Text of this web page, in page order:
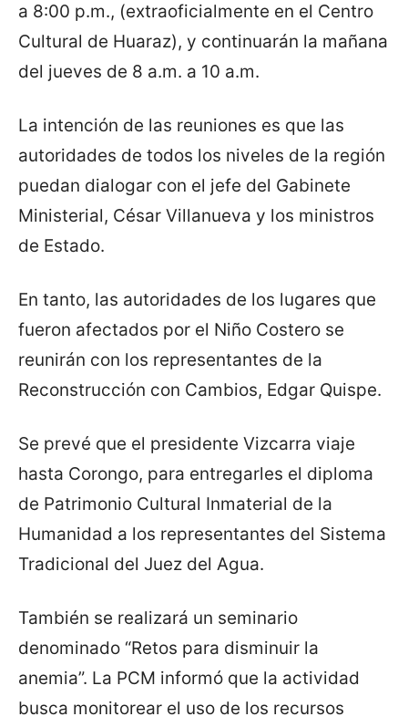
a 8:00 p.m., (extraoficialmente en el Centro
Cultural de Huaraz), y continuarán la mañana
del jueves de 8 a.m. a 10 a.m.
La intención de las reuniones es que las
autoridades de todos los niveles de la región
puedan dialogar con el jefe del Gabinete
Ministerial, César Villanueva y los ministros
de Estado.
En tanto, las autoridades de los lugares que
fueron afectados por el Niño Costero se
reunirán con los representantes de la
Reconstrucción con Cambios, Edgar Quispe.
Se prevé que el presidente Vizcarra viaje
hasta Corongo, para entregarles el diploma
de Patrimonio Cultural Inmaterial de la
Humanidad a los representantes del Sistema
Tradicional del Juez del Agua.
También se realizará un seminario
denominado “Retos para disminuir la
anemia”. La PCM informó que la actividad
busca monitorear el uso de los recursos